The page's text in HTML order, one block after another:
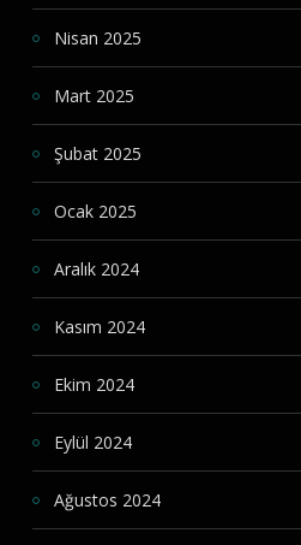
Nisan 2025
Mart 2025
Şubat 2025
Ocak 2025
Aralık 2024
Kasım 2024
Ekim 2024
Eylül 2024
Ağustos 2024